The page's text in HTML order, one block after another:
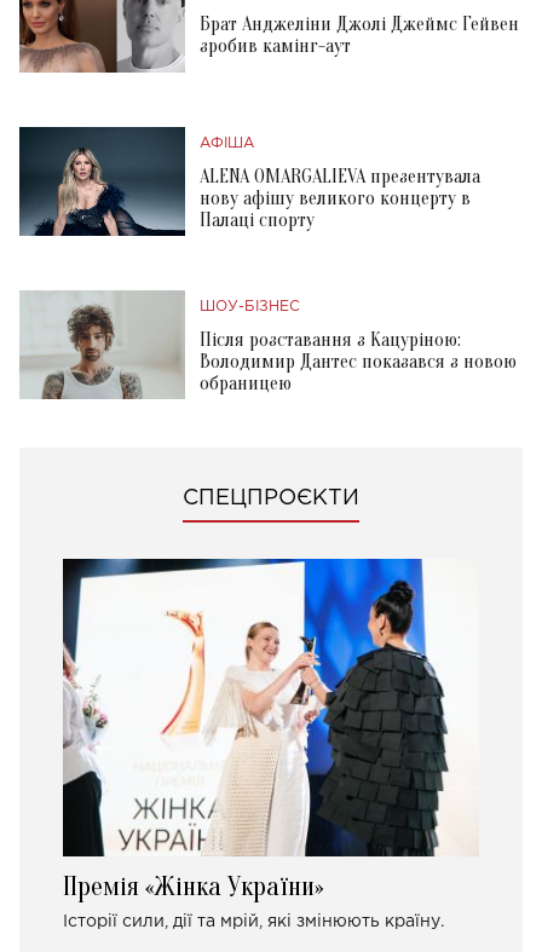
Брат Анджеліни Джолі Джеймс Гейвен
зробив камінг-аут
АФІША
ALENA OMARGALIEVA презентувала
нову афішу великого концерту в
Палаці спорту
ШОУ-БІЗНЕС
Після розставання з Кацуріною:
Володимир Дантес показався з новою
обраницею
СПЕЦПРОЄКТИ
Премія «Жінка України»
Історії сили, дії та мрій, які змінюють країну.